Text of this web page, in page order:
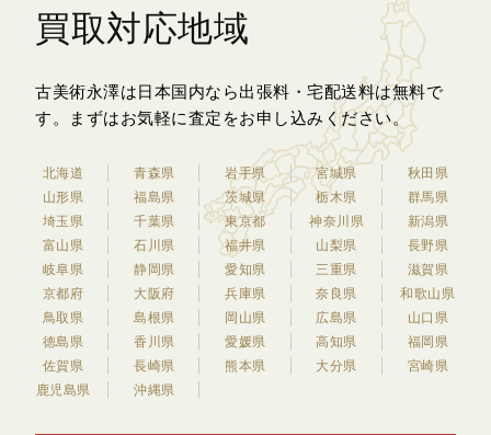
買取対応地域
古美術永澤は日本国内なら出張料・宅配送料は無料で
す。
まずはお気軽に査定をお申し込みください。
北海道 青森県 岩手県 宮城県
秋田県
山形県
福島県 茨城県 栃木県
群馬県
埼玉県
千葉県 東京都 神奈川県
新潟県
富山県
石川県 福井県 山梨県
長野県
岐阜県
静岡県 愛知県 三重県
滋賀県
京都府
大阪府 兵庫県 奈良県
和歌山県
鳥取県
島根県 岡山県 広島県
山口県
徳島県
香川県 愛媛県 高知県
福岡県
佐賀県
長崎県 熊本県 大分県
宮崎県
鹿児島県
沖縄県